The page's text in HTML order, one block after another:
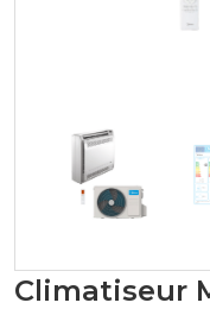
Climatiseur